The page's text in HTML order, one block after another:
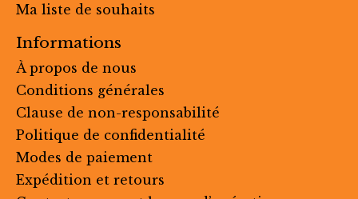
Ma liste de souhaits
Informations
À propos de nous
Conditions générales
Clause de non-responsabilité
Politique de confidentialité
Modes de paiement
Expédition et retours